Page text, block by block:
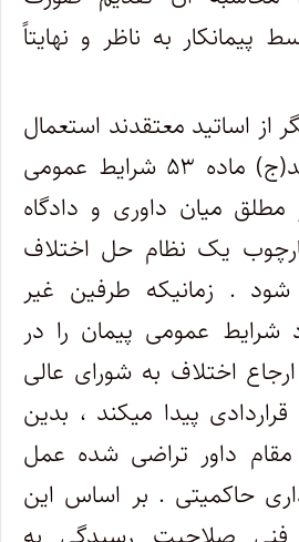
به ناظر و نهایتاً
از اساتید معتقدند استعمال
واژه می‌تواند در بند(ج) ماده ۵۳ شرایط عمومی
مطلق میان داوری و دادگاه
یک نظام حل اختلاف
شود . زمانیکه طرفین غیر
شرایط عمومی پیمان را در
ارجاع اختلاف به شورای عالی
پیدا میکند ، بدین
داور تراضی شده عمل
حاکمیتی . بر اساس این